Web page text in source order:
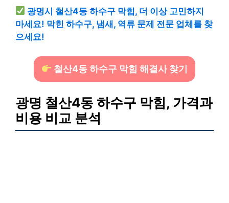
광명시 철산4동 하수구 막힘, 더 이상 고민하지
마세요! 막힌 하수구, 냄새, 역류 문제 전문 업체를 찾
으세요!
철산4동 하수구 막힘 해결사 찾기
광명 철산4동 하수구 막힘, 가격과
비용 비교 분석